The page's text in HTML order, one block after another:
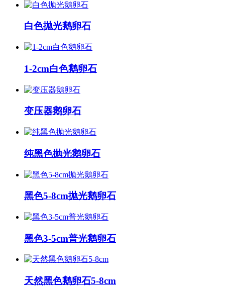
白色抛光鹅卵石
1-2cm白色鹅卵石
变压器鹅卵石
纯黑色抛光鹅卵石
黑色5-8cm抛光鹅卵石
黑色3-5cm普光鹅卵石
天然黑色鹅卵石5-8cm